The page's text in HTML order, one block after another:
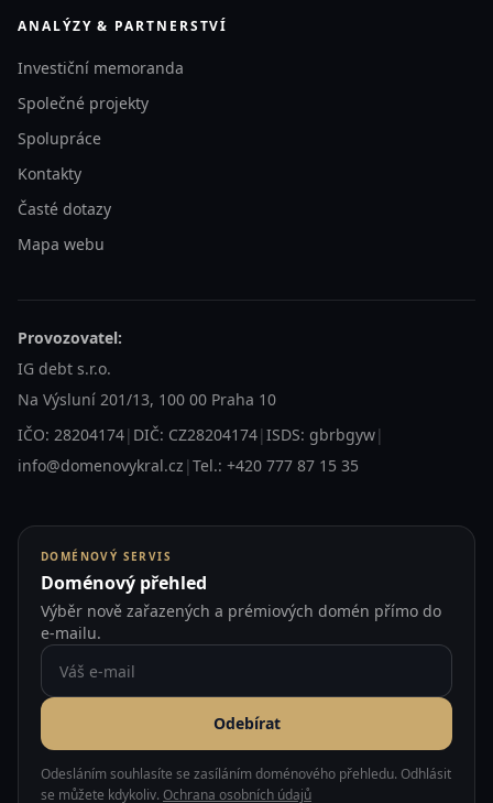
ANALÝZY & PARTNERSTVÍ
Investiční memoranda
Společné projekty
Spolupráce
Kontakty
Časté dotazy
Mapa webu
Provozovatel:
IG debt s.r.o.
Na Výsluní 201/13, 100 00 Praha 10
IČO: 28204174| DIČ: CZ28204174| ISDS: gbrbgyw|
info@domenovykral.cz | Tel.: +420 777 87 15 35
DOMÉNOVÝ SERVIS
Doménový přehled
Výběr nově zařazených a prémiových domén přímo do
e-mailu.
Odebírat
Odesláním souhlasíte se zasíláním doménového přehledu. Odhlásit
se můžete kdykoliv. Ochrana osobních údajů